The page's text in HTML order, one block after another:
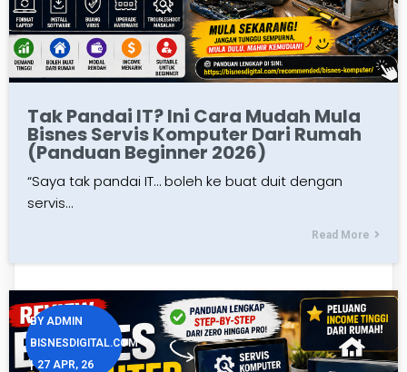
Tak Pandai IT? Ini Cara Mudah Mula
Bisnes Servis Komputer Dari Rumah
(Panduan Beginner 2026)
“Saya tak pandai IT… boleh ke buat duit dengan
servis…
Read More
BY ADMIN
BISNESDIGITAL.COM
| 27 APR, 26